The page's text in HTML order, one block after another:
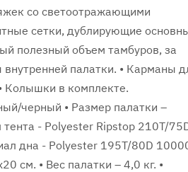
со светоотражающими
сетки, дублирующие
полезный объем тамбуров, за
внутренней палатки. • Карманы
Колышки в комплекте.
черный • Размер палатки –
- Polyester Ripstop 210T/
дна - Polyester 195T/80D
см. • Вес палатки – 4,0 кг. •